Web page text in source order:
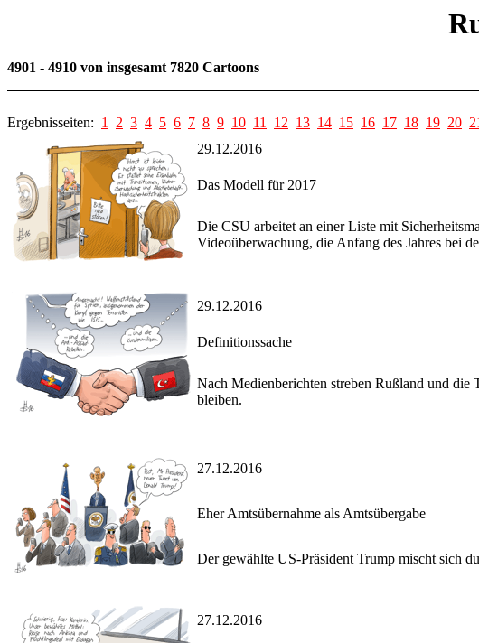
4901 - 4910 von insgesamt 7820 Cartoons
Ergebnisseiten: 1 2 3 4 5 6 7 8 9 10 11 12 13 14 15 16 17 18 19 20
29.12.2016
Das Modell für 2017
Die CSU arbeitet an einer Liste mit
Videoüberwachung, die Anfang des Jahres bei
29.12.2016
Definitionssache
Nach Medienberichten streben Rußland und
bleiben.
27.12.2016
Eher Amtsübernahme als Amtsübergabe
Der gewählte US-Präsident Trump mischt sich
27.12.2016